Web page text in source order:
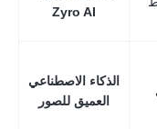
Zyro AI
الذكاء الاصطناعي
العميق للصور